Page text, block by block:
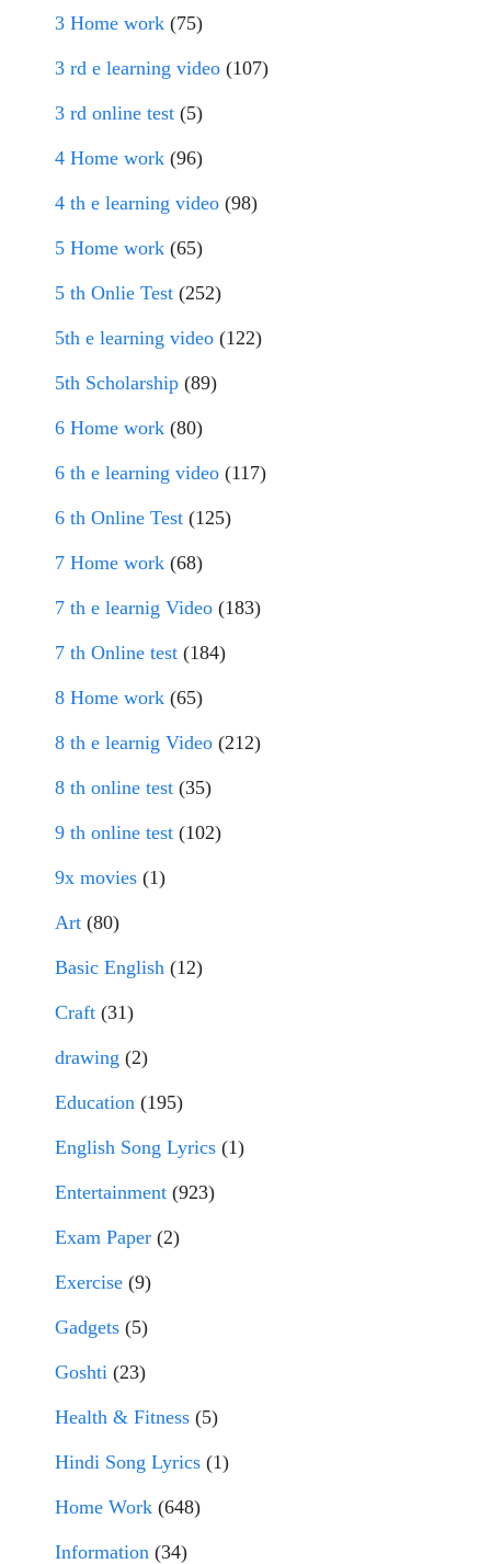
3 Home work (75)
3 rd e learning video (107)
3 rd online test (5)
4 Home work (96)
4 th e learning video (98)
5 Home work (65)
5 th Onlie Test (252)
5th e learning video (122)
5th Scholarship (89)
6 Home work (80)
6 th e learning video (117)
6 th Online Test (125)
7 Home work (68)
7 th e learnig Video (183)
7 th Online test (184)
8 Home work (65)
8 th e learnig Video (212)
8 th online test (35)
9 th online test (102)
9x movies (1)
Art (80)
Basic English (12)
Craft (31)
drawing (2)
Education (195)
English Song Lyrics (1)
Entertainment (923)
Exam Paper (2)
Exercise (9)
Gadgets (5)
Goshti (23)
Health & Fitness (5)
Hindi Song Lyrics (1)
Home Work (648)
Information (34)